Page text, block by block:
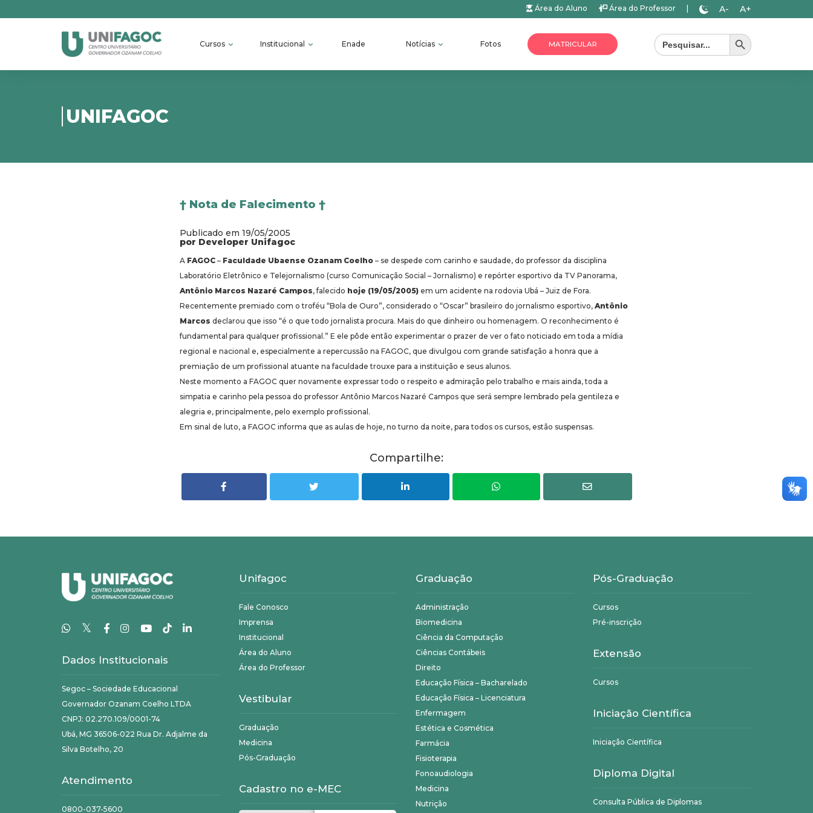
Área do Aluno Área do Professor A- A+
Cursos Institucional Enade Notícias Fotos MATRICULAR
Search
for:
Search Button
UNIFAGOC
† Nota de Falecimento †
Publicado em 19/05/2005
por Developer Unifagoc
A FAGOC – Faculdade Ubaense Ozanam Coelho – se despede com carinho e saudade, do professor da disciplina
Laboratório Eletrônico e Telejornalismo (curso Comunicação Social – Jornalismo) e repórter esportivo da TV Panorama,
Antônio Marcos Nazaré Campos, falecido hoje (19/05/2005) em um acidente na rodovia Ubá – Juiz de Fora.
Recentemente premiado com o troféu “Bola de Ouro”, considerado o “Oscar” brasileiro do jornalismo esportivo, Antônio
Marcos declarou que isso “é o que todo jornalista procura. Mais do que dinheiro ou homenagem. O reconhecimento é
fundamental para qualquer profissional.” E ele pôde então experimentar o prazer de ver o fato noticiado em toda a mídia
regional e nacional e, especialmente a repercussão na FAGOC, que divulgou com grande satisfação a honra que a
premiação de um profissional atuante na faculdade trouxe para a instituição e seus alunos.
Neste momento a FAGOC quer novamente expressar todo o respeito e admiração pelo trabalho e mais ainda, toda a
simpatia e carinho pela pessoa do professor Antônio Marcos Nazaré Campos que será sempre lembrado pela gentileza e
alegria e, principalmente, pelo exemplo profissional.
Em sinal de luto, a FAGOC informa que as aulas de hoje, no turno da noite, para todos os cursos, estão suspensas.
Compartilhe:
𝕏
Dados Institucionais
Segoc – Sociedade Educacional
Governador Ozanam Coelho LTDA
CNPJ: 02.270.109/0001-74
Ubá, MG 36506-022 Rua Dr. Adjalme da
Silva Botelho, 20
Atendimento
0800-037-5600
Unifagoc
Fale Conosco
Imprensa
Institucional
Área do Aluno
Área do Professor
Vestibular
Graduação
Medicina
Pós-Graduação
Cadastro no e-MEC
Graduação
Administração
Biomedicina
Ciência da Computação
Ciências Contábeis
Direito
Educação Física – Bacharelado
Educação Física – Licenciatura
Enfermagem
Estética e Cosmética
Farmácia
Fisioterapia
Fonoaudiologia
Medicina
Nutrição
Pós-Graduação
Cursos
Pré-inscrição
Extensão
Cursos
Iniciação Científica
Iniciação Científica
Diploma Digital
Consulta Pública de Diplomas